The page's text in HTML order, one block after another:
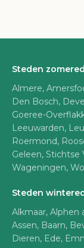
Steden
Almere,
Den Bosch,
Goeree-
Leeuwarden,
Roermond,
Geleen, Stichtse
Wageningen,
Steden
Alkmaar, Alphen
Assen, Baarn,
Dieren, Ede,